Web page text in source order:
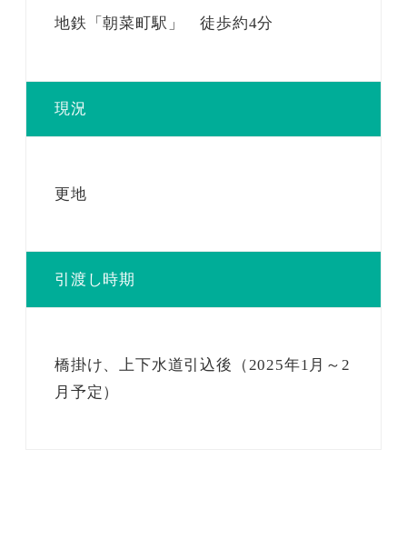
地鉄「朝菜町駅」 徒歩約4分
現況
更地
引渡し時期
橋掛け、上下水道引込後（2025年1月～2
月予定）